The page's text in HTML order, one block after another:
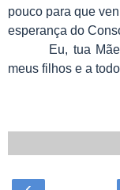
pouco para que
esperança do
Eu, tua
meus filhos e a